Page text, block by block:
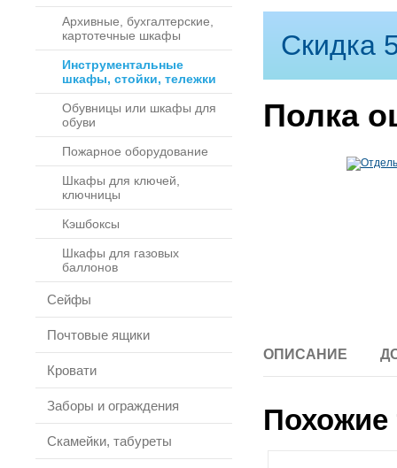
Архивные, бухгалтерские,
картотечные шкафы
Инструментальные
шкафы, стойки, тележки
Обувницы или шкафы для
обуви
Пожарное оборудование
Шкафы для ключей,
ключницы
Кэшбоксы
Шкафы для газовых
баллонов
Сейфы
Почтовые ящики
Кровати
Заборы и ограждения
Скамейки, табуреты
Скидка
Полка
ОПИСАНИЕ